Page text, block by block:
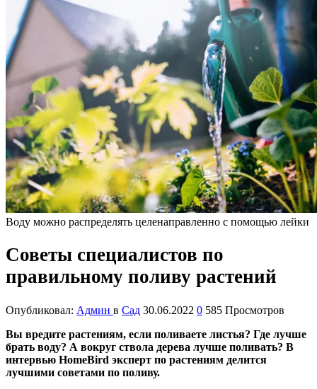
Воду можно распределять целенаправленно с помощью лейки
Советы специалистов по
правильному поливу растений
Опубликовал: Админ в Сад 30.06.2022 0 585 Просмотров
Вы вредите растениям, если поливаете листья? Где лучше
брать воду? А вокруг ствола дерева лучше поливать? В
интервью HomeBird эксперт по растениям делится
лучшими советами по поливу.